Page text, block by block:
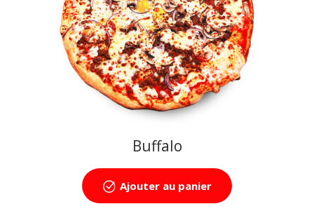
Buffalo
Ajouter au panier